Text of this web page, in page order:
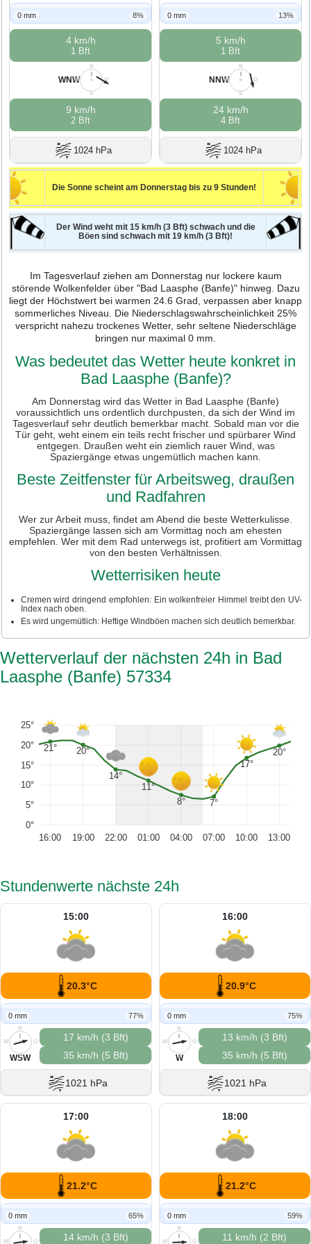
0 mm 8%
4 km/h
1 Bft
N
O
S
W
WNW
9 km/h
2 Bft
1024 hPa
0 mm 13%
5 km/h
1 Bft
N
O
S
W
NNW
24 km/h
4 Bft
1024 hPa
Die Sonne scheint am Donnerstag bis zu 9 Stunden!
Der Wind weht mit 15 km/h (3 Bft) schwach und die
Böen sind schwach mit 19 km/h (3 Bft)!
Im Tagesverlauf ziehen am Donnerstag nur lockere kaum
störende Wolkenfelder über "Bad Laasphe (Banfe)" hinweg. Dazu
liegt der Höchstwert bei warmen 24.6 Grad, verpassen aber knapp
sommerliches Niveau. Die Niederschlagswahrscheinlichkeit 25%
verspricht nahezu trockenes Wetter, sehr seltene Niederschläge
bringen nur maximal 0 mm.
Was bedeutet das Wetter heute konkret in
Bad Laasphe (Banfe)?
Am Donnerstag wird das Wetter in Bad Laasphe (Banfe)
voraussichtlich uns ordentlich durchpusten, da sich der Wind im
Tagesverlauf sehr deutlich bemerkbar macht. Sobald man vor die
Tür geht, weht einem ein teils recht frischer und spürbarer Wind
entgegen. Draußen weht ein ziemlich rauer Wind, was
Spaziergänge etwas ungemütlich machen kann.
Beste Zeitfenster für Arbeitsweg, draußen
und Radfahren
Wer zur Arbeit muss, findet am Abend die beste Wetterkulisse.
Spaziergänge lassen sich am Vormittag noch am ehesten
empfehlen. Wer mit dem Rad unterwegs ist, profitiert am Vormittag
von den besten Verhältnissen.
Wetterrisiken heute
Cremen wird dringend empfohlen: Ein wolkenfreier Himmel treibt den UV-
Index nach oben.
Es wird ungemütlich: Heftige Windböen machen sich deutlich bemerkbar.
Wetterverlauf der nächsten 24h in Bad
Laasphe (Banfe) 57334
0°
5°
10°
15°
20°
25°
21° 20°
14°
11°
8° 7°
17°
20°
16:00 19:00 22:00 01:00 04:00 07:00 10:00 13:00
Stundenwerte nächste 24h
15:00
20.3°C
0 mm 77%
N
O
S
W
WSW
17 km/h (3 Bft)
35 km/h (5 Bft)
1021 hPa
16:00
20.9°C
0 mm 75%
N
O
S
W
W
13 km/h (3 Bft)
35 km/h (5 Bft)
1021 hPa
17:00
21.2°C
0 mm 65%
N
O
W 14 km/h (3 Bft)
18:00
21.2°C
0 mm 59%
N
O
W 11 km/h (2 Bft)